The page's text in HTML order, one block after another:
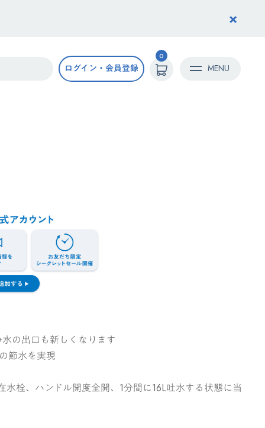
×
ログイン・会員登録
0
MENU
の出口も新しくなります
節水を実現
栓、ハンドル開度全開、1分間に16L吐水する状態に当